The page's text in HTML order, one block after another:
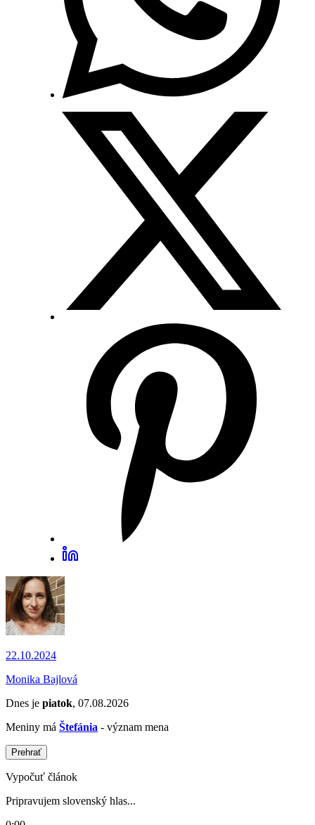
22.10.2024
Monika Bajlová
Dnes je piatok, 07.08.2026
Meniny má Štefánia - význam mena
Prehrať
Vypočuť článok
Pripravujem slovenský hlas...